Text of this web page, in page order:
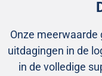
Onze meerwaarde
uitdagingen in de
in de volledige